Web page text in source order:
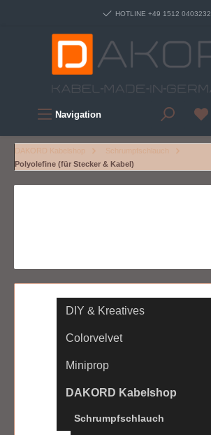
HOTLINE +49 1512 0403232
Navigation
DAKORD Kabelshop
Schrumpfschlauch
Polyolefine (für Stecker & Kabel)
DIY & Kreatives
Colorvelvet
Miniprop
DAKORD Kabelshop
Schrumpfschlauch